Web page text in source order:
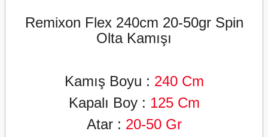
Remixon Flex 240cm 20-50gr Spin
Olta Kamışı
Kamış Boyu : 240 Cm
Kapalı Boy : 125 Cm
Atar : 20-50 Gr